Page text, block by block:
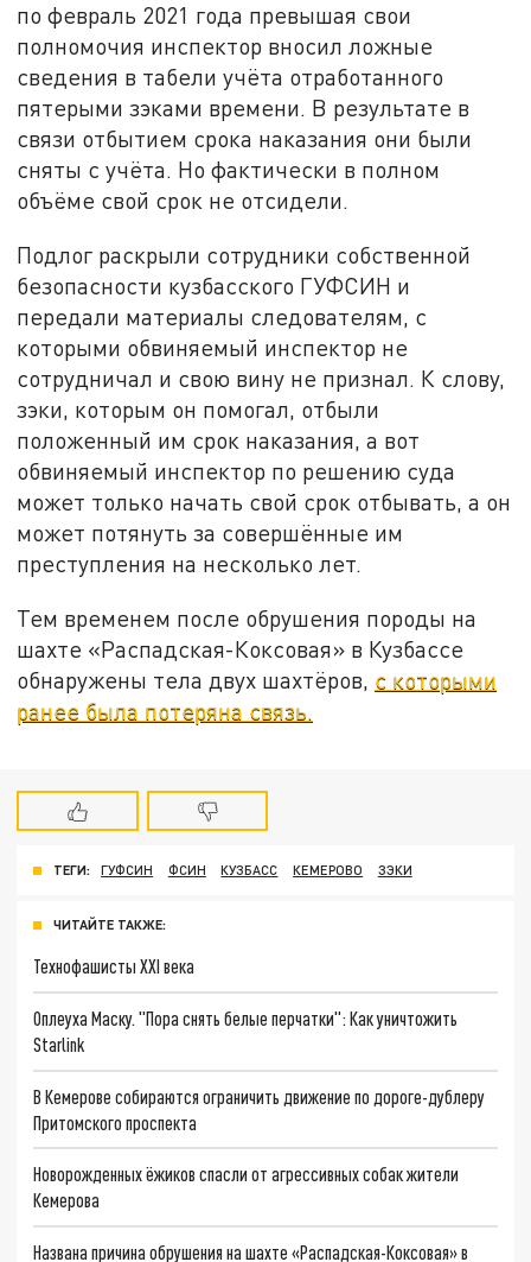
по февраль 2021 года превышая свои
полномочия инспектор вносил ложные
сведения в табели учёта отработанного
пятерыми зэками времени. В результате в
связи отбытием срока наказания они были
сняты с учёта. Но фактически в полном
объёме свой срок не отсидели.
Подлог раскрыли сотрудники собственной
безопасности кузбасского ГУФСИН и
передали материалы следователям, с
которыми обвиняемый инспектор не
сотрудничал и свою вину не признал. К слову,
зэки, которым он помогал, отбыли
положенный им срок наказания, а вот
обвиняемый инспектор по решению суда
может только начать свой срок отбывать, а он
может потянуть за совершённые им
преступления на несколько лет.
Тем временем после обрушения породы на
шахте «Распадская-Коксовая» в Кузбассе
обнаружены тела двух шахтёров, с которыми
ранее была потеряна связь.
ТЕГИ: ГУФСИН ФСИН КУЗБАСС КЕМЕРОВО ЗЭКИ
ЧИТАЙТЕ ТАКЖЕ:
Технофашисты XXI века
Оплеуха Маску. "Пора снять белые перчатки": Как уничтожить
Starlink
В Кемерове собираются ограничить движение по дороге-дублеру
Притомского проспекта
Новорожденных ёжиков спасли от агрессивных собак жители
Кемерова
Названа причина обрушения на шахте «Распадская-Коксовая» в